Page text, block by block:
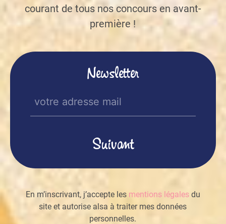
courant de tous nos concours en avant-
première !
Newsletter
E-
mail
En m’inscrivant, j’accepte les mentions légalesdu
site et autorise alsa à traiter mes données
personnelles.